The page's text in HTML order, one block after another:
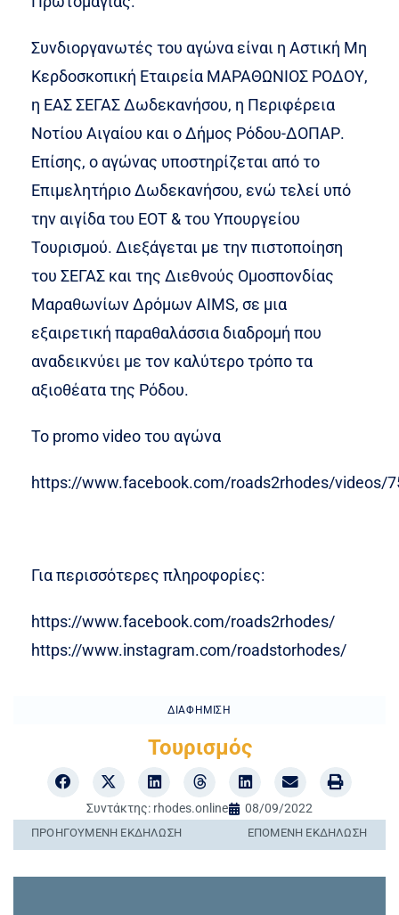
Συνδιοργανωτές του αγώνα είναι η Αστική Μη
Κερδοσκοπική Εταιρεία ΜΑΡΑΘΩΝΙΟΣ ΡΟΔΟΥ,
η ΕΑΣ ΣΕΓΑΣ Δωδεκανήσου, η Περιφέρεια
Νοτίου Αιγαίου και ο Δήμος Ρόδου-ΔΟΠΑΡ.
Επίσης, ο αγώνας υποστηρίζεται από το
Επιμελητήριο Δωδεκανήσου, ενώ τελεί υπό
την αιγίδα του ΕΟΤ & του Υπουργείου
Τουρισμού. Διεξάγεται με την πιστοποίηση
του ΣΕΓΑΣ και της Διεθνούς Ομοσπονδίας
Μαραθωνίων Δρόμων AIMS, σε μια
εξαιρετική παραθαλάσσια διαδρομή που
αναδεικνύει με τον καλύτερο τρόπο τα
αξιοθέατα της Ρόδου.
Το promo video του αγώνα
https://www.facebook.com/roads2rhodes/videos/
Για περισσότερες πληροφορίες:
https://www.facebook.com/roads2rhodes/
https://www.instagram.com/roadstorhodes/
ΔΙΑΦΉΜΙΣΗ
Τουρισμός
Συντάκτης: rhodes.online 08/09/2022
ΠΡΟΗΓΟΎΜΕΝΗ ΕΚΔΉΛΩΣΗ ΕΠΌΜΕΝΗ ΕΚΔΉΛΩΣΗ